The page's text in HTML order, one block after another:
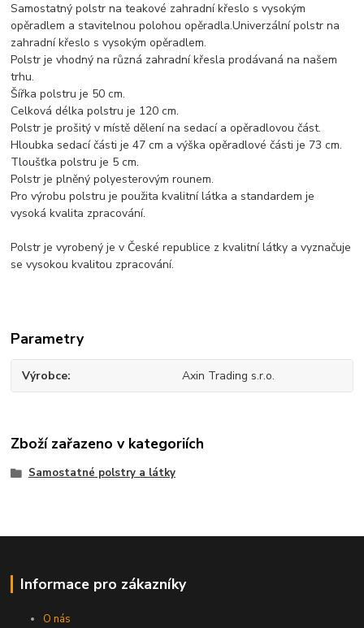
Samostatný polstr na teakové zahradní křeslo s vysokým
opěradlem a stavitelnou polohou opěradla.Univerzální polstr na
zahradní křeslo s vysokým opěradlem.
Polstr je vhodný na různá zahradní křesla prodávaná na našem
trhu.
Šířka polstru je 50 cm.
Celková délka polstru je 120 cm.
Polstr je prošitý v místě dělení na sedací a opěradlovou část.
Hloubka sedací části je 47 cm a výška opěradlové části je 73 cm.
Tloušťka polstru je 5 cm.
Polstr je plněný polyesterovým rounem.
Pro výrobu polstru je použita kvalitní látka a standardem je
vysoká kvalita zpracování.
Polstr je vyrobený je v České republice z kvalitní látky a vyznačuje
se vysokou kvalitou zpracování.
Parametry
Výrobce Axin Trading s.r.o.
Zboží zařazeno v kategoriích
Samostatné polstry a látky
Informace pro zákazníky
O nás